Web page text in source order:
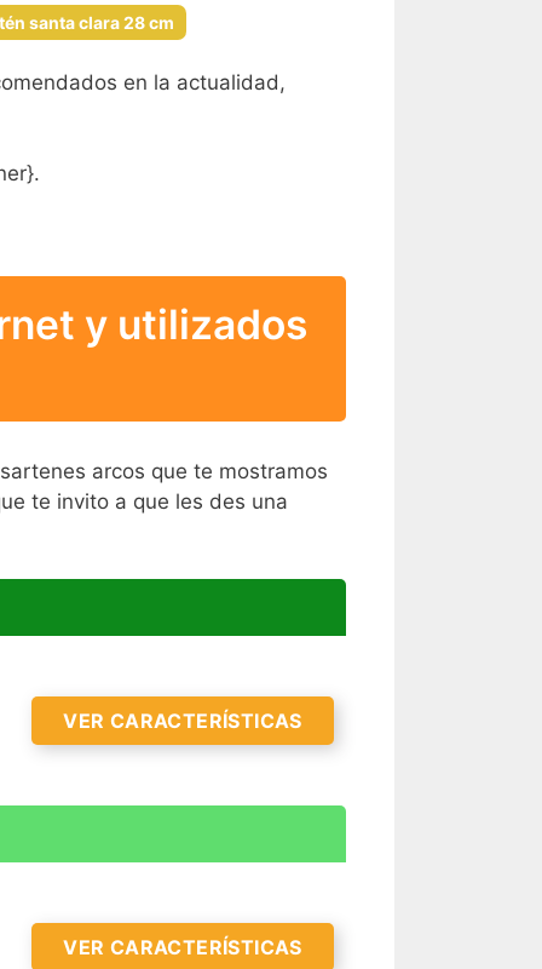
santa clara 28 cm
en la actualidad,
y utilizados
arcos que te mostramos
te invito a que les des una
VER CARACTERÍSTICAS
VER CARACTERÍSTICAS